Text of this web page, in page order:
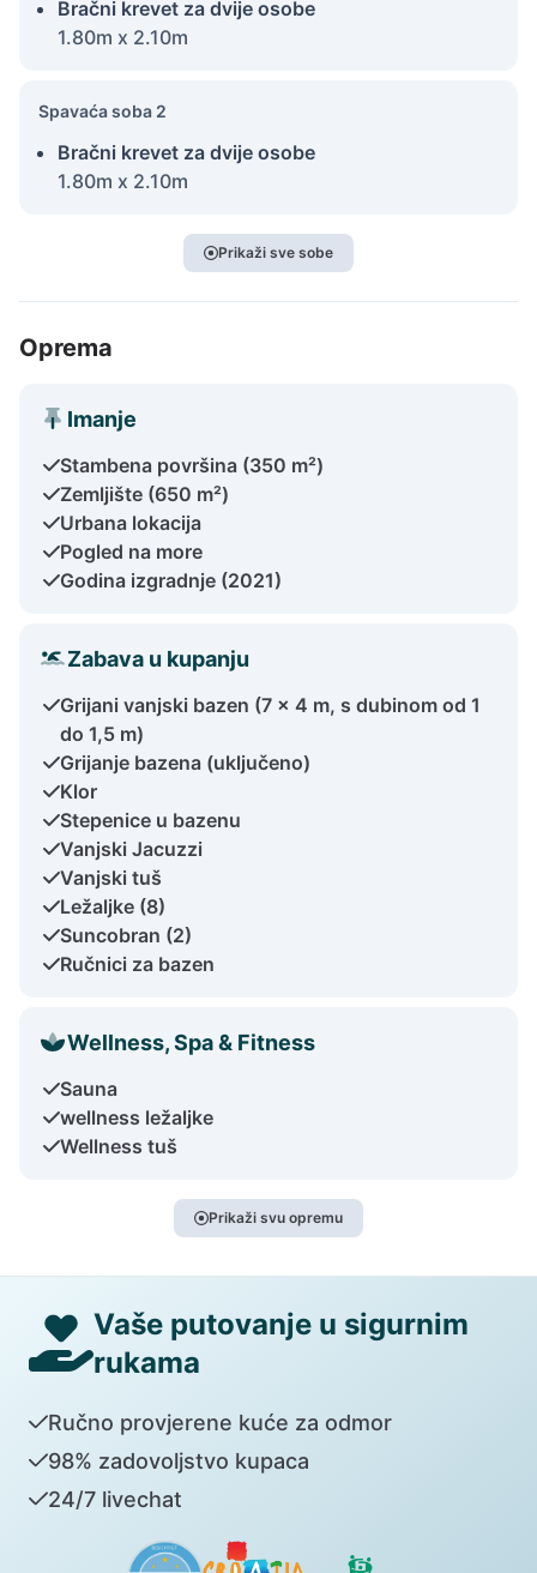
Bračni krevet za dvije osobe
1.80m x 2.10m
Spavaća soba 2
Bračni krevet za dvije osobe
1.80m x 2.10m
Prikaži sve sobe
Oprema
Imanje
Stambena površina (350 m²)
Zemljište (650 m²)
Urbana lokacija
Pogled na more
Godina izgradnje (2021)
Zabava u kupanju
Grijani vanjski bazen (7 x 4 m, s dubinom od 1
do 1,5 m)
Grijanje bazena (uključeno)
Klor
Stepenice u bazenu
Vanjski Jacuzzi
Vanjski tuš
Ležaljke (8)
Suncobran (2)
Ručnici za bazen
Wellness, Spa & Fitness
Sauna
wellness ležaljke
Wellness tuš
Prikaži svu opremu
Vaše putovanje u sigurnim
rukama
Ručno provjerene kuće za odmor
98% zadovoljstvo kupaca
24/7 livechat